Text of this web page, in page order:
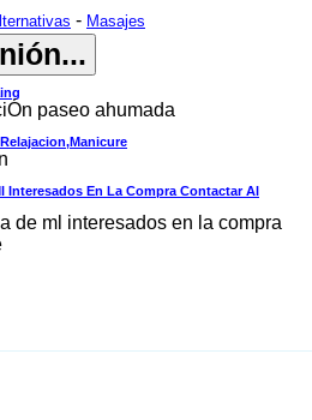
- Masajes
paseo ahumada
Interesados En La Compra Contactar Al
de ml interesados en la compra